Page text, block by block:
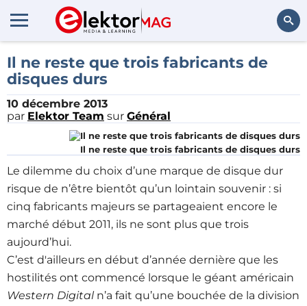
Rechercher
Il ne reste que trois fabricants de
disques durs
10 décembre 2013
par Elektor Team sur Général
Il ne reste que trois fabricants de disques durs
Le dilemme du choix d’une marque de disque dur
risque de n’être bientôt qu’un lointain souvenir : si
cinq fabricants majeurs se partageaient encore le
marché début 2011, ils ne sont plus que trois
aujourd’hui.
C’est d'ailleurs en début d’année dernière que les
hostilités ont commencé lorsque le géant américain
Western Digitaln’a fait qu’une bouchée de la division